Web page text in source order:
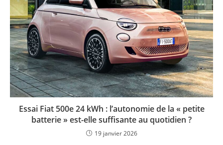
Essai Fiat 500e 24 kWh : l’autonomie de la « petite
batterie » est-elle suffisante au quotidien ?
19 janvier 2026